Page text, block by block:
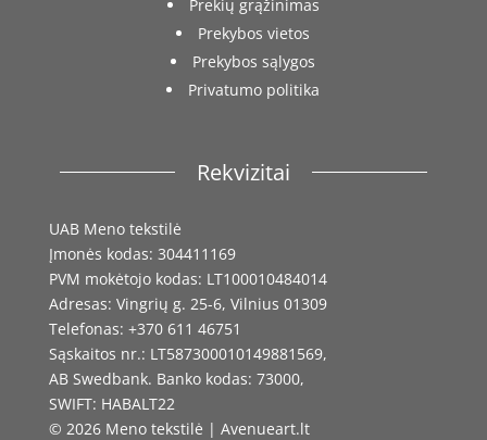
Prekių grąžinimas
Prekybos vietos
Prekybos sąlygos
Privatumo politika
Rekvizitai
UAB Meno tekstilė
Įmonės kodas: 304411169
PVM mokėtojo kodas: LT100010484014
Adresas: Vingrių g. 25-6, Vilnius 01309
Telefonas: +370 611 46751
Sąskaitos nr.: LT587300010149881569,
AB Swedbank. Banko kodas: 73000,
SWIFT: HABALT22
© 2026 Meno tekstilė | Avenueart.lt